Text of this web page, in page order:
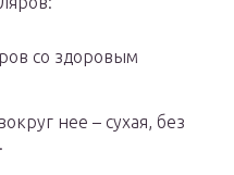
со здоровым
нее – сухая, без